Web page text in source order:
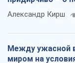
Александр Кирш
Между ужасной
миром на